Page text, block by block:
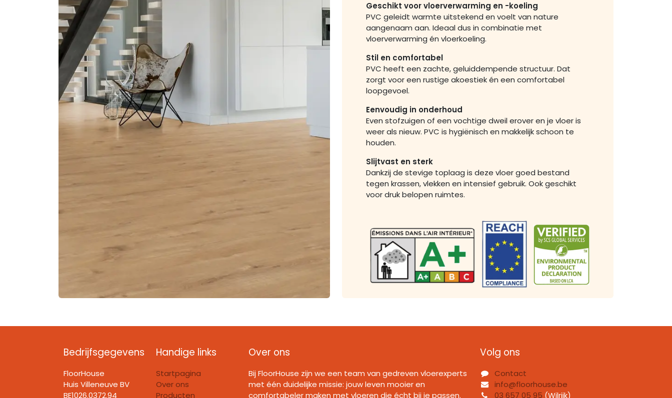
Geschikt voor vloerverwarming en -koeling
PVC geleidt warmte uitstekend en voelt van nature
aangenaam aan. Ideaal dus in combinatie met
vloerverwarming én vloerkoeling.
Stil en comfortabel
PVC heeft een zachte, geluiddempende structuur. Dat
zorgt voor een rustige akoestiek én een comfortabel
loopgevoel.
Eenvoudig in onderhoud
Even stofzuigen of een vochtige dweil erover en je vloer is
weer als nieuw. PVC is hygiënisch en makkelijk schoon te
houden.
Slijtvast en sterk
Dankzij de stevige toplaag is deze vloer goed bestand
tegen krassen, vlekken en intensief gebruik. Ook geschikt
voor druk belopen ruimtes.
Volg ons
Contact
info@floorhouse.be
03 657 05 95 (Wilrijk)
Over ons
Bij FloorHouse zijn we een team van gedreven vloerexperts
met één duidelijke missie: jouw leven mooier en
comfortabeler maken met vloeren die écht bij je passen.
Handige links
Startpagina
Over ons
Producten
Bedrijfsgegevens
FloorHouse
Huis Villeneuve BV​
BE1026.0372.94